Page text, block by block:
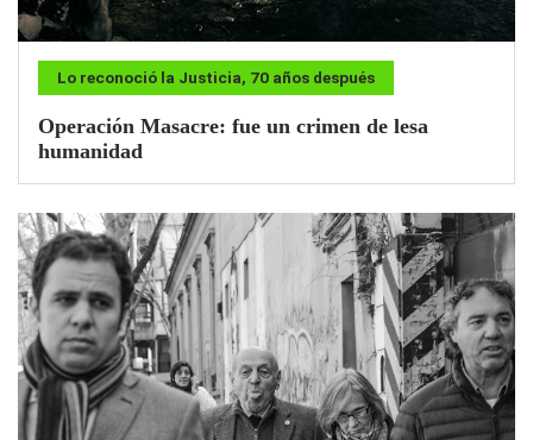
Lo reconoció la Justicia, 70 años después
Operación Masacre: fue un crimen de lesa
humanidad